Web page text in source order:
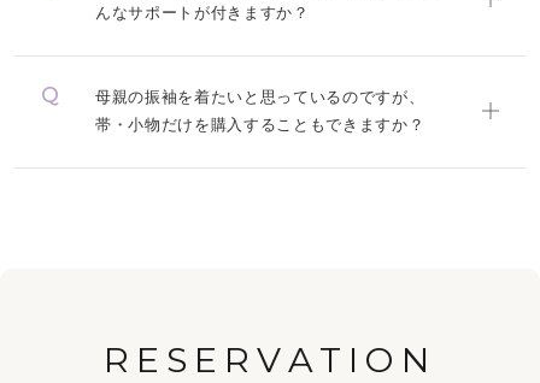
んなサポートが付きますか？
母親の振袖を着たいと思っているのですが、
帯・小物だけを購入することもできますか？
RESERVATION